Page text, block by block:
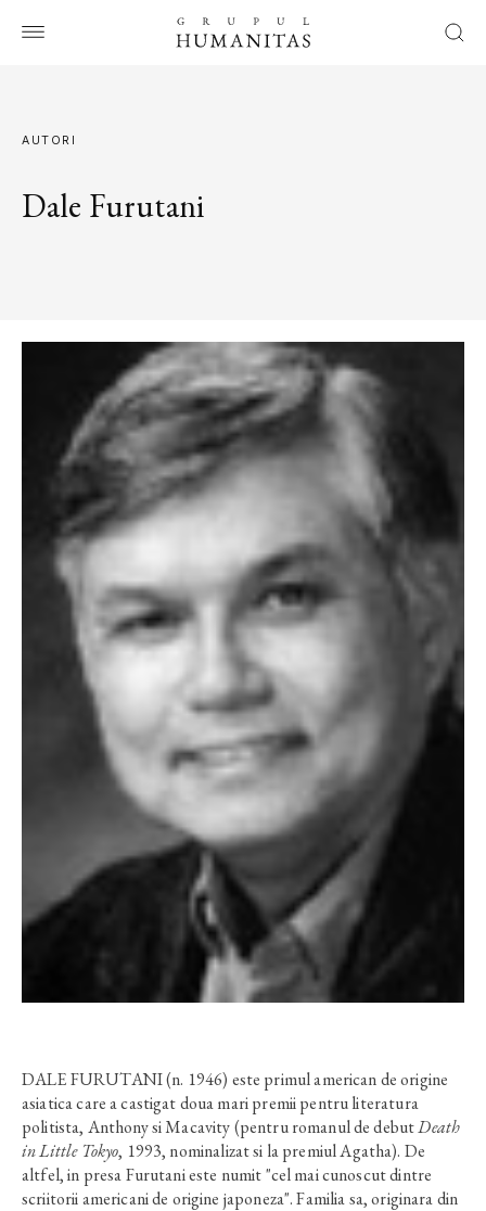
AUTORI
Dale Furutani
DALE FURUTANI (n. 1946) este primul american de origine
asiatica care a castigat doua mari premii pentru literatura
politista, Anthony si Macavity (pentru romanul de debutDeath
in Little Tokyo, 1993, nominalizat si la premiul Agatha). De
altfel, in presa Furutani este numit "cel mai cunoscut dintre
scriitorii americani de origine japoneza". Familia sa, originara din